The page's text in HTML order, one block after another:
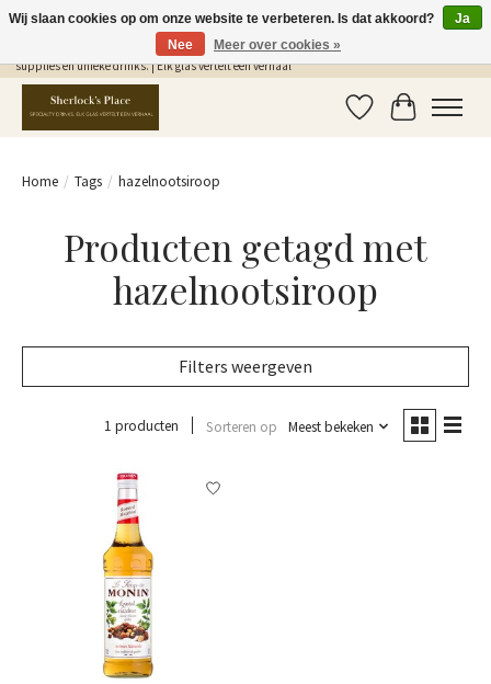
Gratis Verzending in NL vanaf €75,- | Sherlocks Place: dé plek voor MONIN siropen, bar
supplies en unieke drinks. | Elk glas vertelt een verhaal
Verlanglijst
Home / Tags / hazelnootsiroop
Producten getagd met
hazelnootsiroop
Filters weergeven
1 producten Sorteren op Meest bekeken
Wij slaan cookies op om onze website te verbeteren. Is dat akkoord?
Ja
Nee
Meer over cookies »